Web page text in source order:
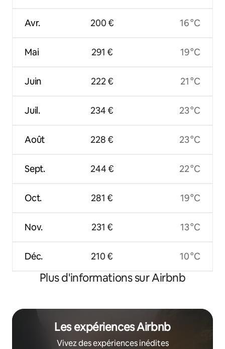
Avr.
Mai
Juin
Juil.
Août
Sept.
Oct.
Nov.
Déc.
200 €
291 €
222 €
234 €
228 €
244 €
281 €
231 €
210 €
16 °C
19 °C
21 °C
23 °C
23 °C
22 °C
19 °C
13 °C
10 °C
Plus d'informations sur Airbnb
Les expériences Airbnb
Vivez des expériences inédites